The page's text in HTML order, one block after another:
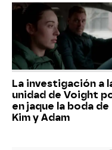
La investigación a
unidad de Voight
en jaque la boda de
Kim y Adam